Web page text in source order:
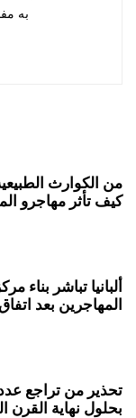
به
من الكوارث
كيف تأثر مهاجرو
ألبانيا تباشر بناء
المهاجرين بعد
تحذير من تراجع
بحلول نهاية القرن